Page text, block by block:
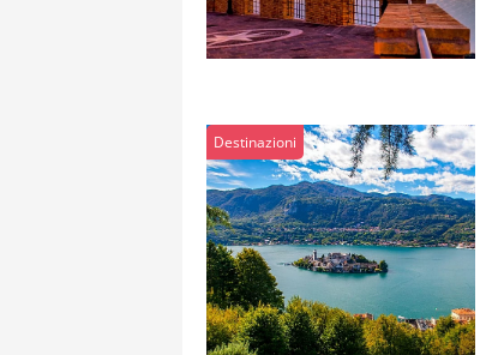
Destinazioni